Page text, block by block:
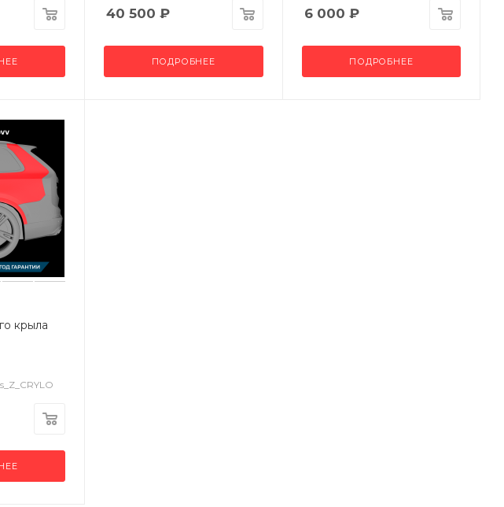
40 500 ₽
ПОДРОБНЕЕ
6 000 ₽
ПОДРОБНЕЕ
крыла